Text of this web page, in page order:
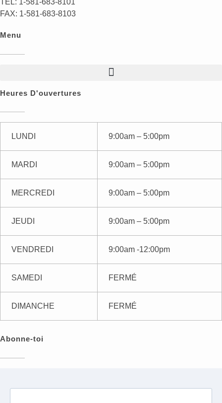
TEL: 1-581-683-8101
FAX: 1-581-683-8103
Menu
Heures D'ouvertures
LUNDI 9:00am – 5:00pm
MARDI 9:00am – 5:00pm
MERCREDI 9:00am – 5:00pm
JEUDI 9:00am – 5:00pm
VENDREDI 9:00am -12:00pm
SAMEDI FERMÉ
DIMANCHE FERMÉ
Abonne-toi